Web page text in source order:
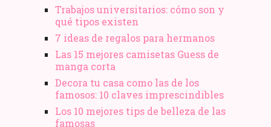
Trabajos universitarios: cómo son y
qué tipos existen
7 ideas de regalos para hermanos
Las 15 mejores camisetas Guess de
manga corta
Decora tu casa como las de los
famosos: 10 claves imprescindibles
Los 10 mejores tips de belleza de las
famosas